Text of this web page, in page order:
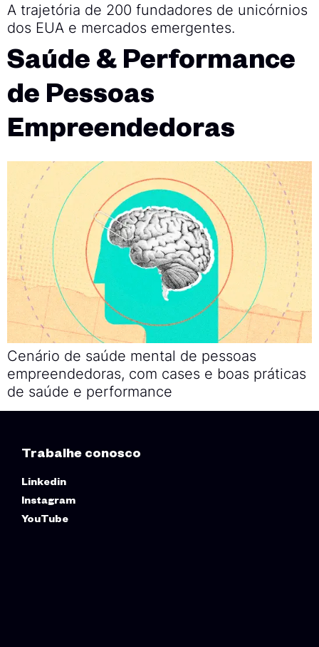
A trajetória de 200 fundadores de unicórnios
dos EUA e mercados emergentes.
Saúde & Performance
de Pessoas
Empreendedoras
Cenário de saúde mental de pessoas
empreendedoras, com cases e boas práticas
de saúde e performance
Trabalhe conosco
Linkedin
Instagram
YouTube